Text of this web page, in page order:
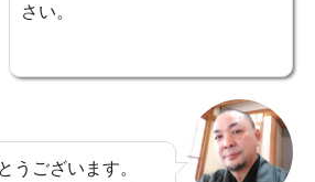
さい。
うございます。